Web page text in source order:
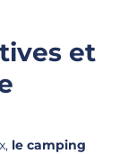
et
le camping